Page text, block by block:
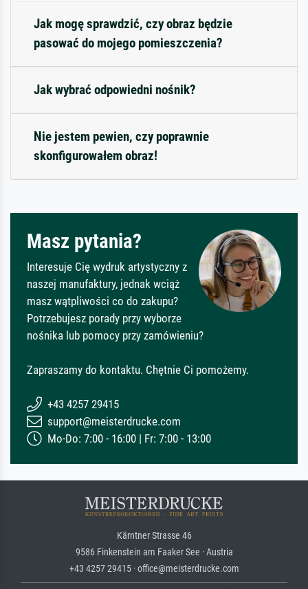
Jak mogę sprawdzić, czy obraz będzie
pasować do mojego pomieszczenia?
Jak wybrać odpowiedni nośnik?
Nie jestem pewien, czy poprawnie
skonfigurowałem obraz!
Masz pytania?
Interesuje Cię wydruk artystyczny z
naszej manufaktury, jednak wciąż
masz wątpliwości co do zakupu?
Potrzebujesz porady przy wyborze
nośnika lub pomocy przy zamówieniu?
Zapraszamy do kontaktu. Chętnie Ci pomożemy.
+43 4257 29415
support@meisterdrucke.com
Mo-Do: 7:00 - 16:00 | Fr: 7:00 - 13:00
Kärntner Strasse 46
9586 Finkenstein am Faaker See · Austria
+43 4257 29415 · office@meisterdrucke.com